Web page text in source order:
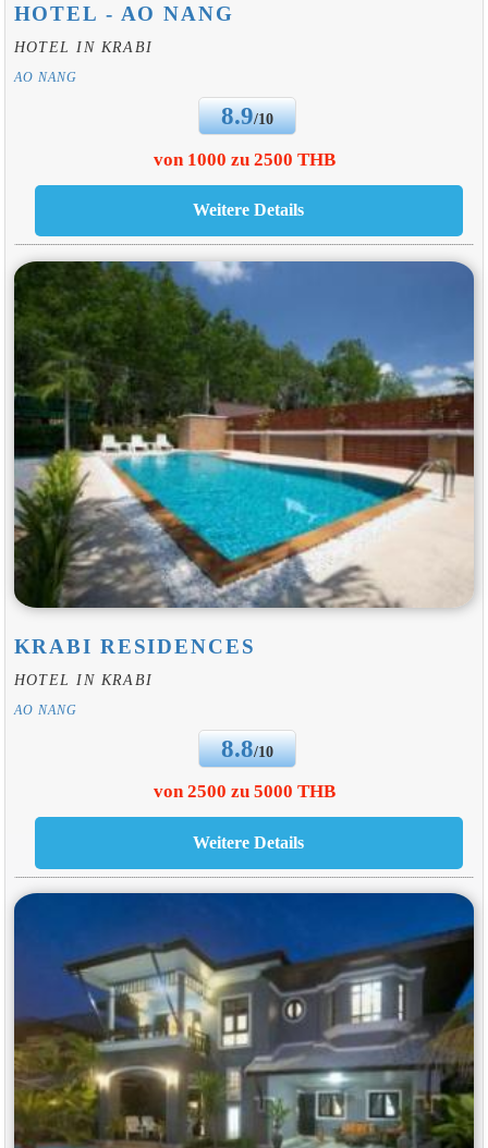
HOTEL - AO NANG
HOTEL IN KRABI
AO NANG
8.9/10
von 1000 zu 2500 THB
KRABI RESIDENCES
HOTEL IN KRABI
AO NANG
8.8/10
von 2500 zu 5000 THB